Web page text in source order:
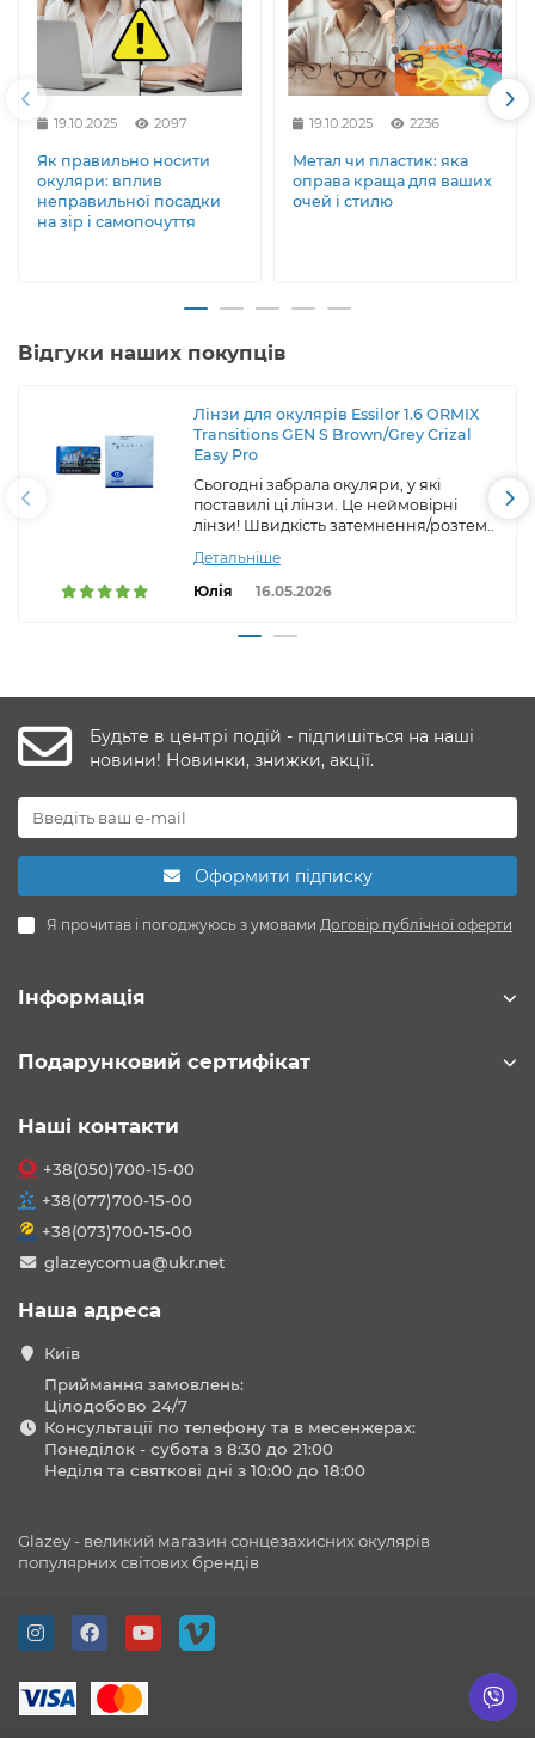
19.10.2025 2097
Як правильно носити
окуляри: вплив
неправильної посадки
на зір і самопочуття
19.10.2025 2236
Метал чи пластик: яка
оправа краща для ваших
очей і стилю
Відгуки наших покупців
Лінзи для окулярів Essilor 1.6 ORMIX
Transitions GEN S Brown/Grey Crizal
Easy Pro
Сьогодні забрала окуляри, у які
поставилі ці лінзи. Це неймовірні
лінзи! Швидкість затемнення/розтем..
Детальніше
Юлія
16.05.2026
Будьте в центрі подій - підпишіться на наші
новини! Новинки, знижки, акції.
Оформити підписку
Я прочитав і погоджуюсь з умовами Договір публічної оферти
Інформація
Подарунковий сертифікат
Наші контакти
+38(050)700-15-00
+38(077)700-15-00
+38(073)700-15-00
glazeycomua@ukr.net
Наша адреса
Київ
Приймання замовлень:
Цілодобово 24/7
Консультації по телефону та в месенжерах:
Понеділок - субота з 8:30 до 21:00
Неділя та святкові дні з 10:00 до 18:00
Glazey - великий магазин сонцезахисних окулярів
популярних світових брендів